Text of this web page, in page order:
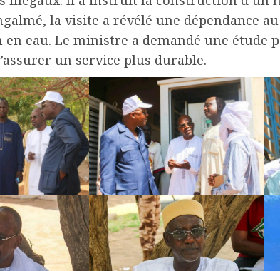
la visite a révélé une dépendance
en eau. Le ministre a demandé une étude
un service plus durable.